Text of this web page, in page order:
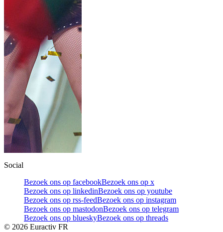
Social
Bezoek ons op facebookBezoek ons op x
Bezoek ons op linkedinBezoek ons op youtube
Bezoek ons op rss-feedBezoek ons op instagram
Bezoek ons op mastodonBezoek ons op telegram
Bezoek ons op blueskyBezoek ons op threads
© 2026 Euractiv FR